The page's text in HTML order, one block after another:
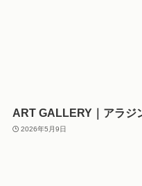
ART GALLERY｜アラジ
2026年5月9日